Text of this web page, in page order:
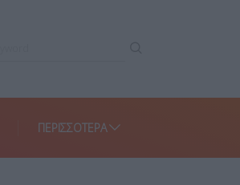
ΠΕΡΙΣΣΌΤΕΡΑ